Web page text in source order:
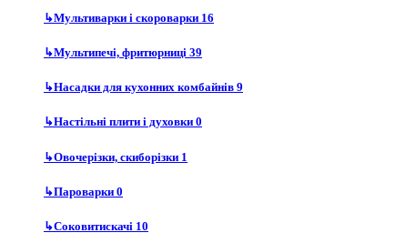
↳Мультиварки і скороварки 16
↳Мультипечі, фритюрниці 39
↳Насадки для кухонних комбайнів 9
↳Настільні плити і духовки 0
↳Овочерізки, скиборізки 1
↳Пароварки 0
↳Соковитискачі 10